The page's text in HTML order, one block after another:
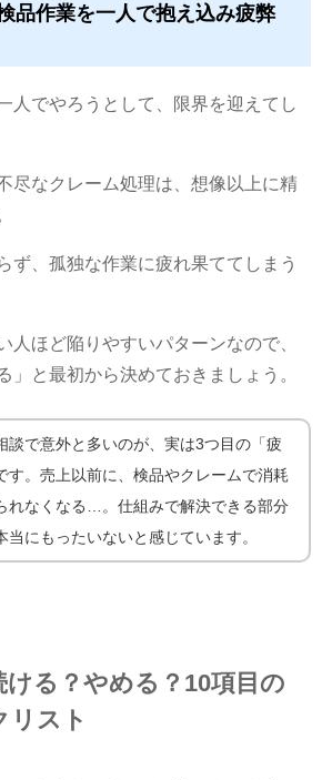
品作業を一人で抱え込み疲弊
人でやろうとして、限界を迎えてし
尽なクレーム処理は、想像以上に精
ず、孤独な作業に疲れ果ててしまう
人ほど陥りやすいパターンなので、
」と最初から決めておきましょう。
談で意外と多いのが、実は3つ目の「疲
す。売上以前に、検品やクレームで消耗
れなくなる…。仕組みで解決できる部分
当にもったいないと感じています。
ける？やめる？10項目の
リスト